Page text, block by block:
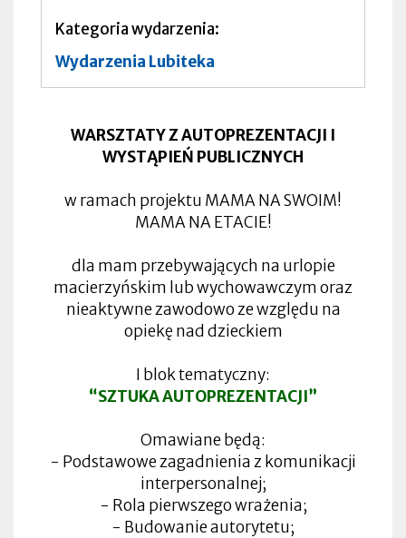
Kategoria wydarzenia
Wydarzenia Lubiteka
WARSZTATY Z AUTOPREZENTACJI I
WYSTĄPIEŃ PUBLICZNYCH
w ramach projektu MAMA NA SWOIM!
MAMA NA ETACIE!
dla mam przebywających na urlopie
macierzyńskim lub wychowawczym oraz
nieaktywne zawodowo ze względu na
opiekę nad dzieckiem
I blok tematyczny:
“SZTUKA AUTOPREZENTACJI”
Omawiane będą:
- Podstawowe zagadnienia z komunikacji
interpersonalnej;
- Rola pierwszego wrażenia;
- Budowanie autorytetu;